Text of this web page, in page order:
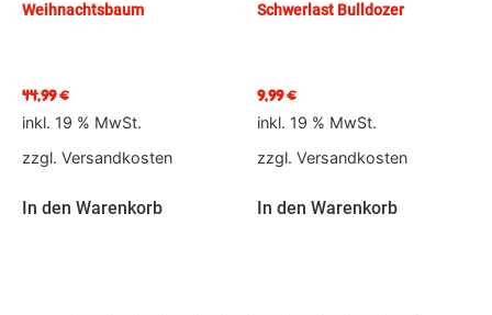
Weihnachtsbaum
44,99€
inkl. 19 % MwSt.
zzgl. Versandkosten
In den Warenkorb
Schwerlast Bulldozer
9,99€
inkl. 19 % MwSt.
zzgl. Versandkosten
In den Warenkorb